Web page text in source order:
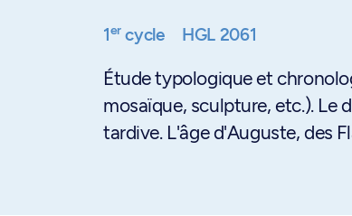
1ercycle HGL 2061
Étude typologique et
mosaïque, sculpture, etc.). Le
tardive. L'âge d'Auguste, des